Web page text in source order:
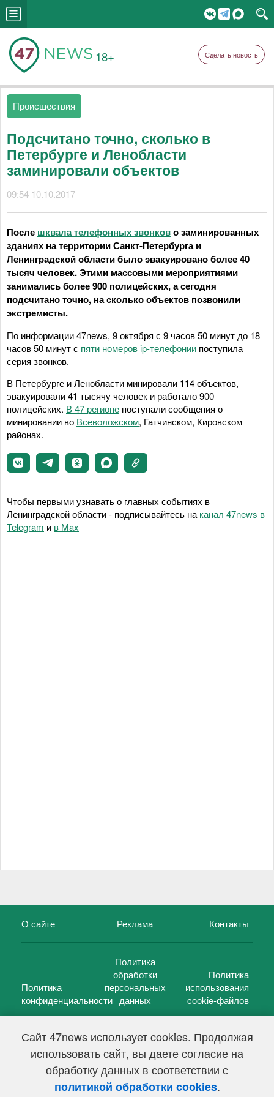
Сайт 47news использует cookies. Продолжая
использовать сайт, вы даете согласие на
обработку данных в соответствии с
политикой обработки cookies.
18+ Сделать новость
Происшествия
Подсчитано точно, сколько в
Петербурге и Ленобласти
заминировали объектов
09:54 10.10.2017
После шквала телефонных звонково заминированных
зданиях на территории Санкт-Петербурга и
Ленинградской области было эвакуировано более 40
тысяч человек. Этими массовыми мероприятиями
занимались более 900 полицейских, а сегодня
подсчитано точно, на сколько объектов позвонили
экстремисты.
По информации 47news, 9 октября с 9 часов 50 минут до 18
часов 50 минут с пяти номеров ip-телефонии поступила
серия звонков.
В Петербурге и Ленобласти минировали 114 объектов,
эвакуировали 41 тысячу человек и работало 900
полицейских. В 47 регионе поступали сообщения о
минировании во Всеволожском, Гатчинском, Кировском
районах.
Чтобы первыми узнавать о главных событиях в
Ленинградской области - подписывайтесь на канал 47news в
Telegram и в Maх
О сайте Реклама Контакты
Политика
конфиденциальности
Политика
обработки
персональных
данных
Политика
использования
cookie-файлов
47 новостей (47 news)2005 — 2026 г.
Свидетельство о регистрации СМИ Эл № ФС 77-39848, выдано
Федеральной службой по надзору в сфере связи,
информационных технологий и массовых коммуникаций